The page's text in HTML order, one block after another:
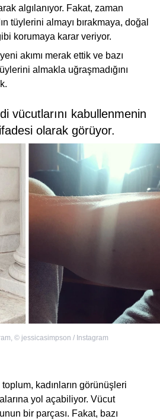
algılanıyor. Fakat, zaman
tüylerini almayı bırakmaya, doğal
korumaya karar veriyor.
akımı merak ettik ve bazı
almakla uğraşmadığını
vücutlarını kabullenmenin
olarak görüyor.
© jessicasimpson / Instagram
kadınların görünüşleri
yol açabiliyor. Vücut
bir parçası. Fakat, bazı